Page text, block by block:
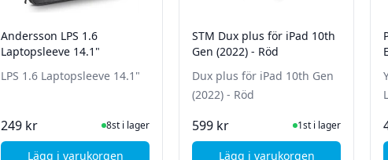
Andersson LPS 1.6
Laptopsleeve 14.1"
LPS 1.6 Laptopsleeve 14.1"
249 kr I Lager8st i lager
Lägg i varukorgen
STM Dux plus för iPad 10th
Gen (2022) - Röd
Dux plus för iPad 10th Gen
(2022) - Röd
599 kr I Lager1st i lager
Lägg i varukorgen